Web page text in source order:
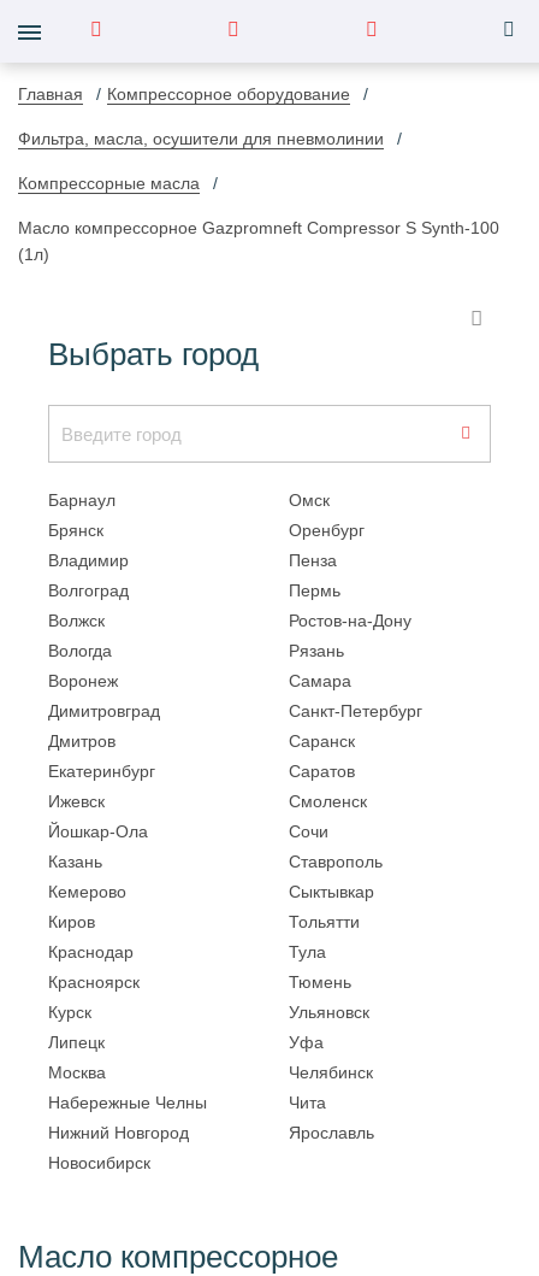
Главная Компрессорное оборудование
Фильтра, масла, осушители для пневмолинии
Компрессорные масла
Масло компрессорное Gazpromneft Compressor S Synth-100
(1л)
Выбрать город
Барнаул
Брянск
Владимир
Волгоград
Волжск
Вологда
Воронеж
Димитровград
Дмитров
Екатеринбург
Ижевск
Йошкар-Ола
Казань
Кемерово
Киров
Краснодар
Красноярск
Курск
Липецк
Москва
Набережные Челны
Нижний Новгород
Новосибирск
Омск
Оренбург
Пенза
Пермь
Ростов-на-Дону
Рязань
Самара
Санкт-Петербург
Саранск
Саратов
Смоленск
Сочи
Ставрополь
Сыктывкар
Тольятти
Тула
Тюмень
Ульяновск
Уфа
Челябинск
Чита
Ярославль
Масло компрессорное